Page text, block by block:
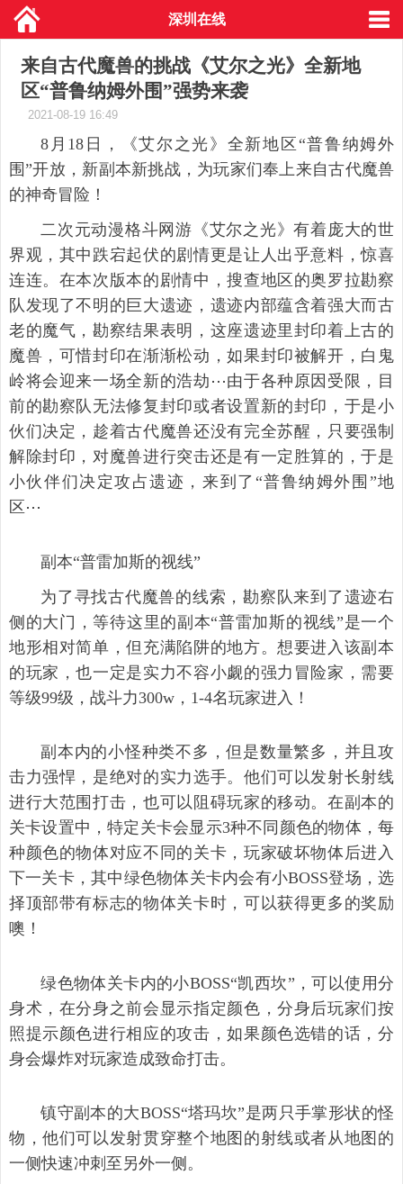
深圳在线
来自古代魔兽的挑战《艾尔之光》全新地
区“普鲁纳姆外围”强势来袭
2021-08-19 16:49
8月18日，《艾尔之光》全新地区“普鲁纳姆外
围”开放，新副本新挑战，为玩家们奉上来自古代魔兽
的神奇冒险！
二次元动漫格斗网游《艾尔之光》有着庞大的世
界观，其中跌宕起伏的剧情更是让人出乎意料，惊喜
连连。在本次版本的剧情中，搜查地区的奥罗拉勘察
队发现了不明的巨大遗迹，遗迹内部蕴含着强大而古
老的魔气，勘察结果表明，这座遗迹里封印着上古的
魔兽，可惜封印在渐渐松动，如果封印被解开，白鬼
岭将会迎来一场全新的浩劫⋯由于各种原因受限，目
前的勘察队无法修复封印或者设置新的封印，于是小
伙们决定，趁着古代魔兽还没有完全苏醒，只要强制
解除封印，对魔兽进行突击还是有一定胜算的，于是
小伙伴们决定攻占遗迹，来到了“普鲁纳姆外围”地
区⋯
副本“普雷加斯的视线”
为了寻找古代魔兽的线索，勘察队来到了遗迹右
侧的大门，等待这里的副本“普雷加斯的视线”是一个
地形相对简单，但充满陷阱的地方。想要进入该副本
的玩家，也一定是实力不容小觑的强力冒险家，需要
等级99级，战斗力300w，1-4名玩家进入！
副本内的小怪种类不多，但是数量繁多，并且攻
击力强悍，是绝对的实力选手。他们可以发射长射线
进行大范围打击，也可以阻碍玩家的移动。在副本的
关卡设置中，特定关卡会显示3种不同颜色的物体，每
种颜色的物体对应不同的关卡，玩家破坏物体后进入
下一关卡，其中绿色物体关卡内会有小BOSS登场，选
择顶部带有标志的物体关卡时，可以获得更多的奖励
噢！
绿色物体关卡内的小BOSS“凯西坎”，可以使用分
身术，在分身之前会显示指定颜色，分身后玩家们按
照提示颜色进行相应的攻击，如果颜色选错的话，分
身会爆炸对玩家造成致命打击。
镇守副本的大BOSS“塔玛坎”是两只手掌形状的怪
物，他们可以发射贯穿整个地图的射线或者从地图的
一侧快速冲刺至另外一侧。